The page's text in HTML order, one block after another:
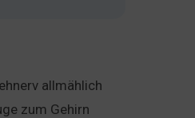
allmählich
zum Gehirn